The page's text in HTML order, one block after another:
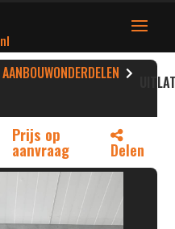
AANBOUWONDERDELEN
Prijs op
aanvraag Delen